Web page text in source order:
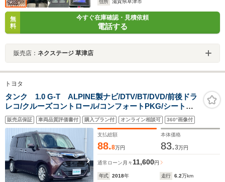
住所
滋賀県草津市
無
料
今すぐ在庫確認・見積依頼
電話する
販売店： ネクステージ 草津店
トヨタ
タンク 1.0 G-T ALPINE製ナビ/DTV/BT/DVD/前後ドラ
レコ/クルーズコントロール/コンフォートPKG/シートヒ
ーター/シートバックテーブル/両側Pスラドア/LEDライト/
衝突軽減B/バックカメラ
販売店保証 車両品質評価書付 購入プラン付 オンライン相談可 360°画像付
支払総額
88.8万円
本体価格
83.3万円
通常ローン 月々 11,600円
年式 2018年 走行 6.2万km